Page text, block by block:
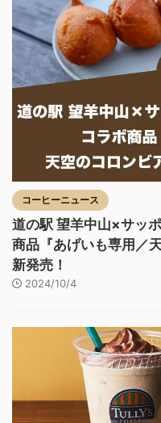
コーヒーニュース
道の駅 望羊中山×サッ
商品『あげいも専用／
新発売！
2024/10/4